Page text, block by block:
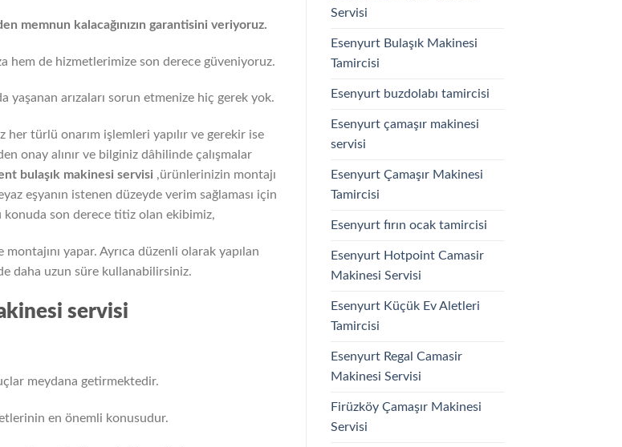
memnun kalacağınızın garantisini veriyoruz.
hem de hizmetlerimize son derece güveniyoruz.
yaşanan arızaları sorun etmenize hiç gerek yok.
her türlü onarım işlemleri yapılır ve gerekir ise
onay alınır ve bilginiz dâhilinde çalışmalar
bulaşık makinesi servisi ,ürünlerinizin montajı
eşyanın istenen düzeyde verim sağlaması için
konuda son derece titiz olan ekibimiz,
yapar. Ayrıca düzenli olarak yapılan
daha uzun süre kullanabilirsiniz.
servisi
meydana getirmektedir.
en önemli konusudur.
Servisi
Esenyurt Bulaşık Makinesi
Tamircisi
Esenyurt buzdolabı tamircisi
Esenyurt çamaşır makinesi
servisi
Esenyurt Çamaşır Makinesi
Tamircisi
Esenyurt fırın ocak tamircisi
Esenyurt Hotpoint Camasir
Makinesi Servisi
Esenyurt Küçük Ev Aletleri
Tamircisi
Esenyurt Regal Camasir
Makinesi Servisi
Firüzköy Çamaşır Makinesi
Servisi